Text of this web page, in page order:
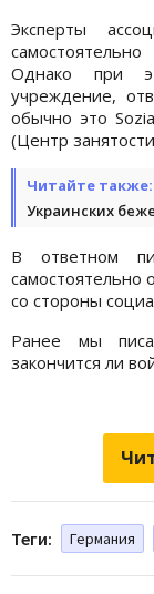
Эксперты
Однако при
учреждение,
обычно это
(Центр
Читайте также:
Украинских
В ответном
самостоятельно
со стороны
Ранее мы
закончится ли
Теги: Германия